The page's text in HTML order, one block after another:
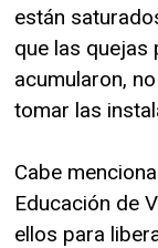
están
que las quejas
acumularon,
tomar las
Cabe
Educación de
ellos para